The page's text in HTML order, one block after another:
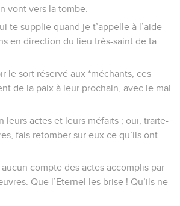
vont vers la tombe.
te supplie quand je t’appelle à l’aide
en direction du lieu très-saint de ta
le sort réservé aux *méchants, ces
de la paix à leur prochain, avec le mal
leurs actes et leurs méfaits ; oui, traite-
fais retomber sur eux ce qu’ils ont
compte des actes accomplis par
Que l’Eternel les brise ! Qu’ils ne